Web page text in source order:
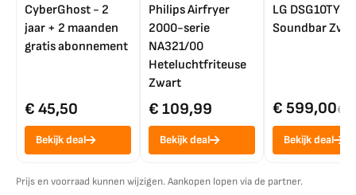
CyberGhost - 2
jaar + 2 maanden
gratis abonnement
€ 45,50
Bekijk deal
Philips Airfryer
2000-serie
NA321/00
Heteluchtfriteuse
Zwart
€ 109,99
Bekijk deal
LG DSG10TY
Soundbar
€ 599,00€
Bekijk deal
Prijs en voorraad kunnen wijzigen. Aankopen lopen via de partner.